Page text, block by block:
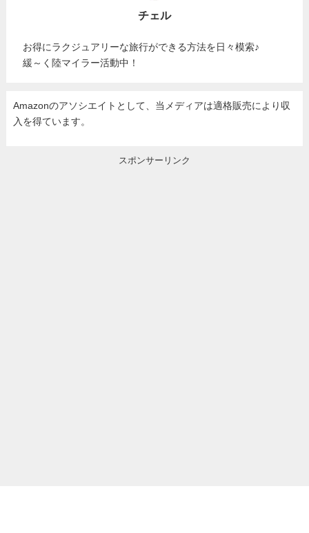
チェル
お得にラクジュアリーな旅行ができる方法を日々模索♪
緩～く陸マイラー活動中！
Amazonのアソシエイトとして、当メディアは適格販売により収
入を得ています。
スポンサーリンク